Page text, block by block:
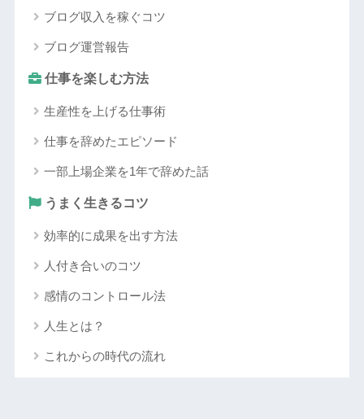
ブログ収入を稼ぐコツ
ブログ運営報告
仕事を楽しむ方法
生産性を上げる仕事術
仕事を辞めたエピソード
一部上場企業を1年で辞めた話
うまく生きるコツ
効率的に成果を出す方法
人付き合いのコツ
感情のコントロール法
人生とは？
これからの時代の流れ